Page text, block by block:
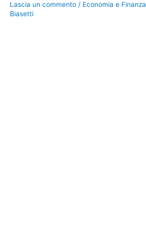
Lascia un commento / Economia e Finanza
Biasetti